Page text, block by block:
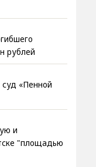
рублей
«Пенной
и
"площадью